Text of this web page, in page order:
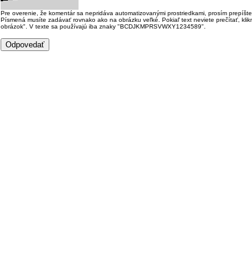
Pre overenie, že komentár sa nepridáva automatizovanými prostriedkami, prosím
Písmená musíte zadávať rovnako ako na obrázku veľké. Pokiaľ text neviete prečítať,
obrázok". V texte sa používajú iba znaky "BCDJKMPRSVWXY1234589".